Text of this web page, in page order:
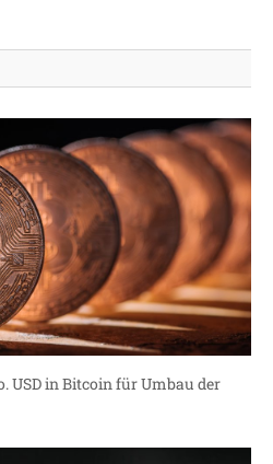
USD in Bitcoin für Umbau der